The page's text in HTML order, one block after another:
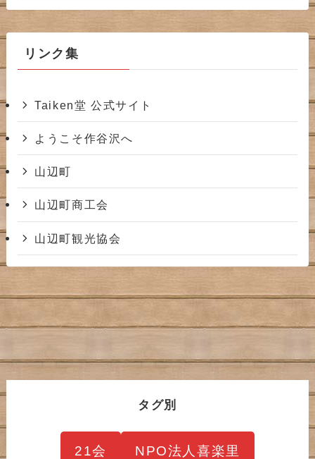
カ
イ
ブリンク集
Taiken堂 公式サイト
ようこそ作谷沢へ
山辺町
山辺町商工会
山辺町観光協会
タグ別
21会 NPO法人喜楽里